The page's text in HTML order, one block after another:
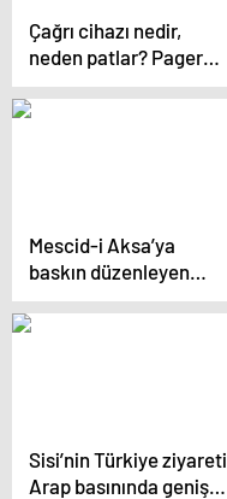
Çağrı cihazı nedir,
neden patlar? Pager
çağrı cihazı nedir?
Mescid-i Aksa’ya
baskın düzenleyen
fanatik Yahudi sayısı
bu yıl “rekora” koşuyor
Sisi’nin Türkiye ziyareti
Arap basınında geniş